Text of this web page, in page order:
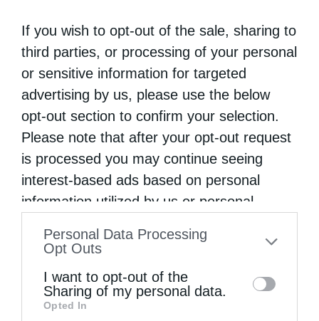
If you wish to opt-out of the sale, sharing to
third parties, or processing of your personal
or sensitive information for targeted
advertising by us, please use the below
opt-out section to confirm your selection.
Please note that after your opt-out request
is processed you may continue seeing
interest-based ads based on personal
information utilized by us or personal
to your opt-out. You may separately opt-out
information by third parties on the IAB’s list
of downstream participants. This
Personal Data Processing
Opt Outs
I want to opt-out of the
Sharing of my personal data.
Opted In